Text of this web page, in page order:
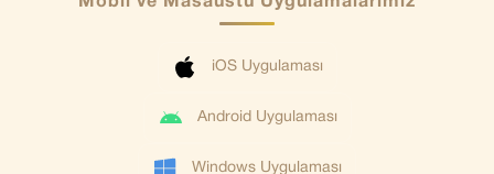
iOS Uygulaması
Android Uygulaması
Windows Uygulaması